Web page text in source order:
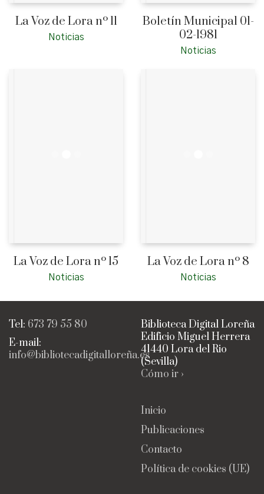
La Voz de Lora nº 11
Noticias
Boletín Municipal 01-
02-1981
Noticias
La Voz de Lora nº 15
Noticias
La Voz de Lora nº 8
Noticias
Tel: 673 79 55 80
E-mail:
info@bibliotecadigitalloreña.es
Biblioteca Digital Loreña
Edificio Miguel Herrera
41440 Lora del Rio
(Sevilla)
Cómo ir ›
Inicio
Publicaciones
Contacto
Política de cookies (UE)